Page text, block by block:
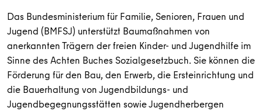
Das Bundesministerium für Familie, Senioren, Frauen und
Jugend (BMFSJ) unterstützt Baumaßnahmen von
anerkannten Trägern der freien Kinder- und Jugendhilfe im
Sinne des Achten Buches Sozialgesetzbuch. Sie können die
Förderung für den Bau, den Erwerb, die Ersteinrichtung und
die Bauerhaltung von Jugendbildungs- und
Jugendbegegnungsstätten sowie Jugendherbergen